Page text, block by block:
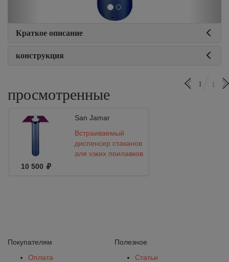
Краткое описание
конструкция
просмотренные
1 1
San Jamar
Встраиваемый
диспенсер стаканов
для узких прилавков
10 500
Покупателям
Оплата
Полезное
Статьи